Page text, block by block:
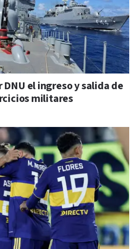
el ingreso y salida de
militares